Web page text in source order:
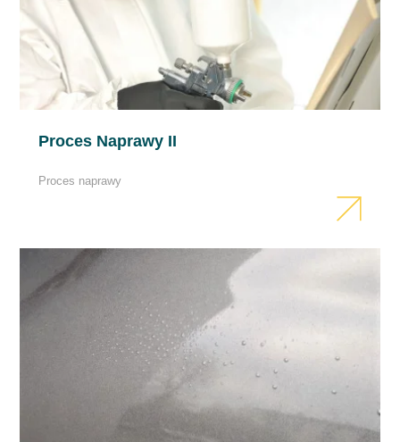
instrukcjami zawartymi w karcie MSDS
produktu
Proces Naprawy II
Proces naprawy